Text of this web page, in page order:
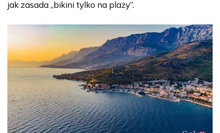
jak zasada „bikini tylko na plaży”.